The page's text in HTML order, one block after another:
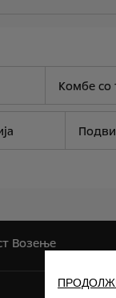
Комбе со
Bозење